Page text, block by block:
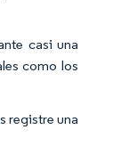
casi una
como los
registre una